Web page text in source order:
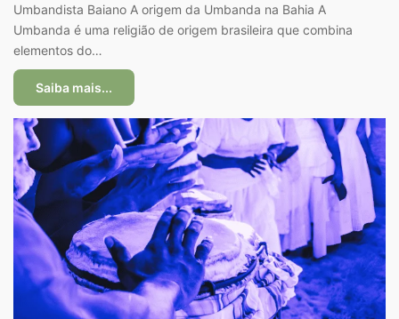
Umbandista Baiano A origem da Umbanda na Bahia A
Umbanda é uma religião de origem brasileira que combina
elementos do…
Saiba mais...